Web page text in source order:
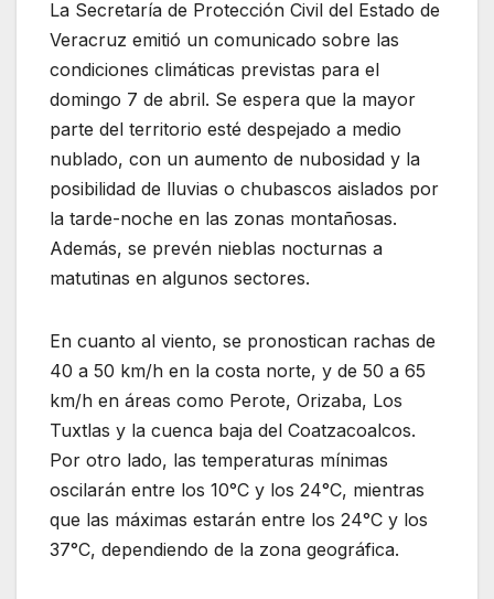
La Secretaría de Protección Civil del Estado de
Veracruz emitió un comunicado sobre las
condiciones climáticas previstas para el
domingo 7 de abril. Se espera que la mayor
parte del territorio esté despejado a medio
nublado, con un aumento de nubosidad y la
posibilidad de lluvias o chubascos aislados por
la tarde-noche en las zonas montañosas.
Además, se prevén nieblas nocturnas a
matutinas en algunos sectores.
En cuanto al viento, se pronostican rachas de
40 a 50 km/h en la costa norte, y de 50 a 65
km/h en áreas como Perote, Orizaba, Los
Tuxtlas y la cuenca baja del Coatzacoalcos.
Por otro lado, las temperaturas mínimas
oscilarán entre los 10°C y los 24°C, mientras
que las máximas estarán entre los 24°C y los
37°C, dependiendo de la zona geográfica.